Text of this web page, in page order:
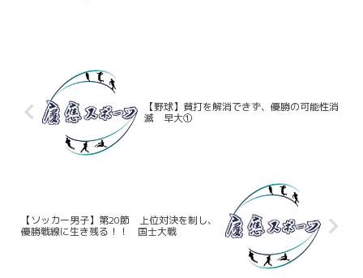
【野球】貧打を解消できず、優勝の可能性消
滅 早大①
【ソッカー男子】第20節 上位対決を制し、
優勝戦線に生き残る！！ 国士大戦